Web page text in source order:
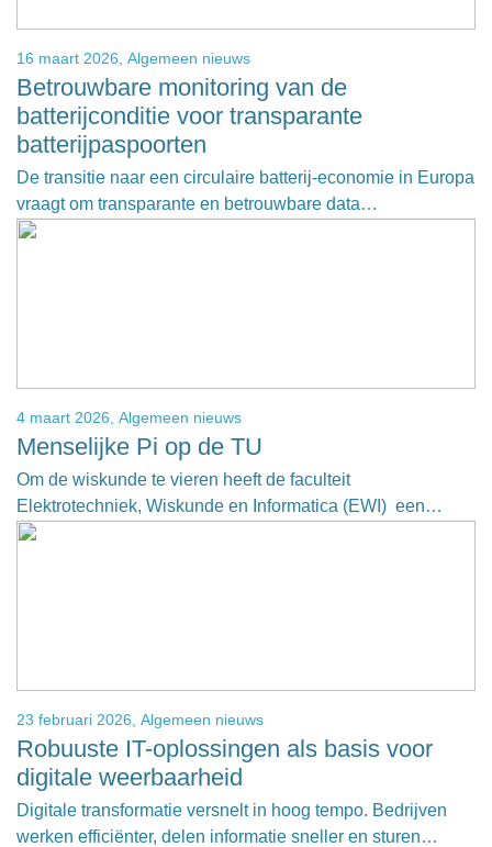
16 maart 2026, Algemeen nieuws
Betrouwbare monitoring van de
batterijconditie voor transparante
batterijpaspoorten
De transitie naar een circulaire batterij-economie in Europa
vraagt om transparante en betrouwbare data…
4 maart 2026, Algemeen nieuws
Menselijke Pi op de TU
Om de wiskunde te vieren heeft de faculteit
Elektrotechniek, Wiskunde en Informatica (EWI) een…
23 februari 2026, Algemeen nieuws
Robuuste IT-oplossingen als basis voor
digitale weerbaarheid
Digitale transformatie versnelt in hoog tempo. Bedrijven
werken efficiënter, delen informatie sneller en sturen…